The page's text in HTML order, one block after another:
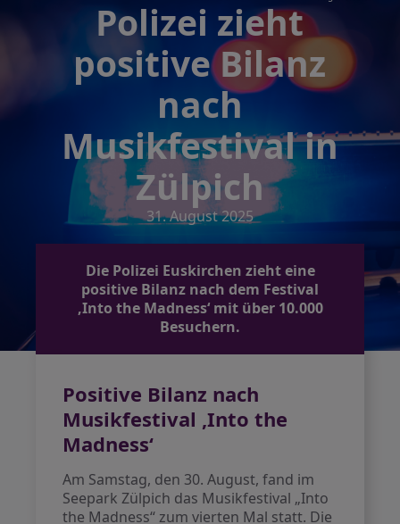
Polizei zieht
positive Bilanz
nach
Musikfestival in
Zülpich
31. August 2025
Die Polizei Euskirchen zieht eine
positive Bilanz nach dem Festival
‚Into the Madness‘ mit über 10.000
Besuchern.
Positive Bilanz nach
Musikfestival ‚Into the
Madness‘
Am Samstag, den 30. August, fand im
Seepark Zülpich das Musikfestival „Into
the Madness“ zum vierten Mal statt. Die